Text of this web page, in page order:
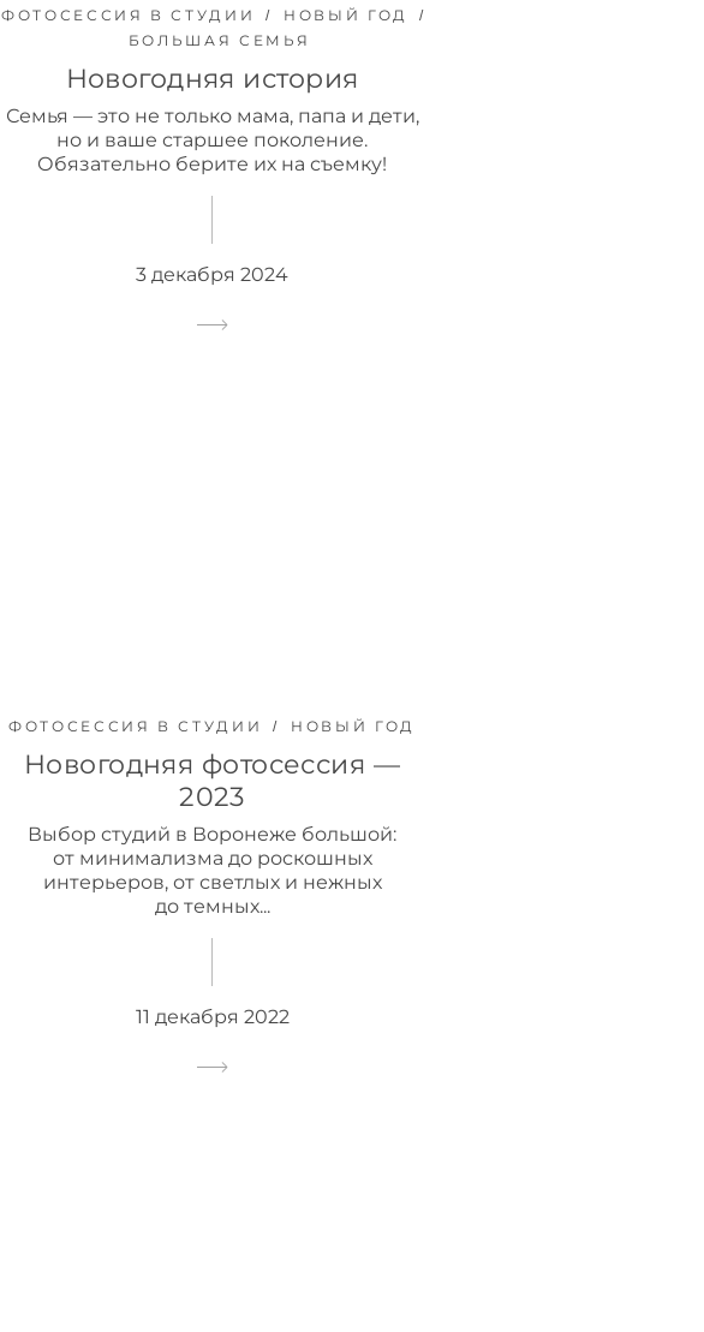
ФОТОСЕССИЯ В СТУДИИ
НОВЫЙ ГОД
БОЛЬШАЯ СЕМЬЯ
Новогодняя история
Семья — это не только мама, папа и дети,
но и ваше старшее поколение.
Обязательно берите их на съемку!
3 декабря 2024
ФОТОСЕССИЯ В СТУДИИ НОВЫЙ ГОД
Новогодняя фотосессия —
2023
Выбор студий в Воронеже большой:
от минимализма до роскошных
интерьеров, от светлых и нежных
до темных...
11 декабря 2022